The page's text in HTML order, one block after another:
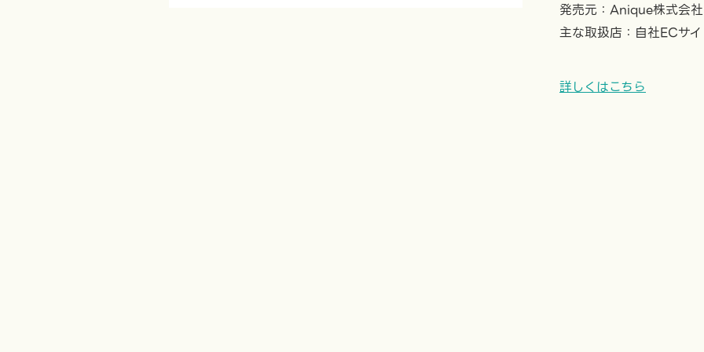
発売元：Anique株式会社
主な取扱店：自社ECサ
詳しくはこちら